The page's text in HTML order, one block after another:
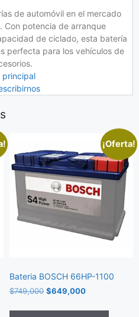
de automóvil en el mercado
Con potencia de arranque
de ciclado, esta batería
perfecta para los vehículos de
principal
¡Oferta!
Bateria BOSCH 66HP-1100
$749,000 $649,000